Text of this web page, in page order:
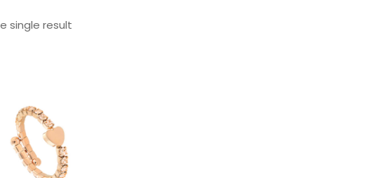
single result